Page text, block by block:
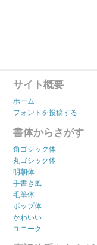
サイト概要
ホーム
フォントを投稿する
書体からさがす
角ゴシック体
丸ゴシック体
明朝体
手書き風
毛筆体
ポップ体
かわいい
ユニーク